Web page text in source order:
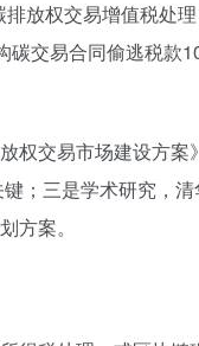
放权交易增值税处
交易合同偷逃税
交易市场建设方
；三是学术研究，
方案。